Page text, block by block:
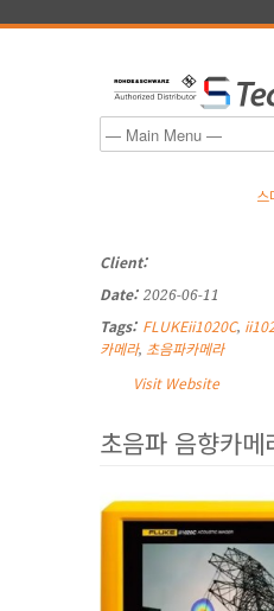
스
Client:
Date: 2026-06-11
Tags: FLUKEii1020C,
카메라, 초음파카메라
Visit Website
초음파 음향카